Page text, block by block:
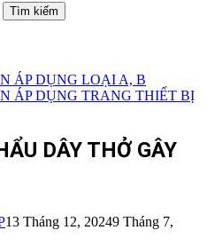
ÁP DỤNG LOẠI A, B
ÁP DỤNG TRANG THIẾT BỊ
DÂY THỞ GÂY
13 Tháng 12, 20249 Tháng 7,